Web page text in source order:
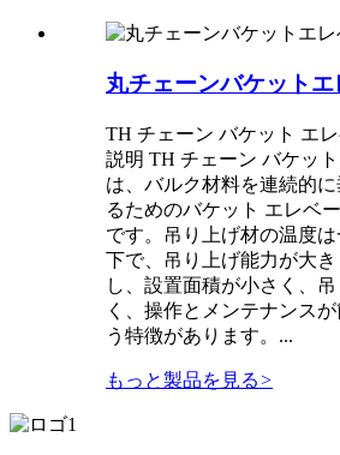
丸チェーンバケット
TH チェーン バケット エ
説明 TH チェーン バケッ
は、バルク材料を連続的
るためのバケット エレベ
です。吊り上げ材の温度は
下で、吊り上げ能力が大
し、設置面積が小さく、
く、操作とメンテナンス
う特徴があります。...
もっと製品を見る>